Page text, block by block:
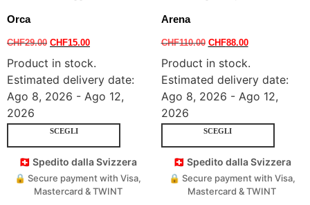
Orca
CHF29.00 CHF15.00
Product in stock.
Estimated delivery date:
Ago 8, 2026 - Ago 12,
2026
SCEGLI
🇨🇭 Spedito dalla Svizzera
🔒 Secure payment with Visa,
Mastercard & TWINT
Arena
CHF110.00 CHF88.00
Product in stock.
Estimated delivery date:
Ago 8, 2026 - Ago 12,
2026
SCEGLI
🇨🇭 Spedito dalla Svizzera
🔒 Secure payment with Visa,
Mastercard & TWINT